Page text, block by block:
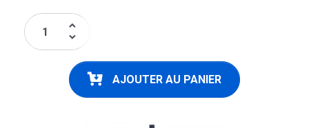
keyboard_arrow_up
keyboard_arrow_down
AJOUTER AU PANIER